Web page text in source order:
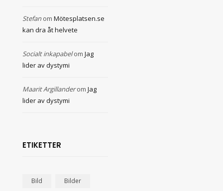
Stefan om Mötesplatsen.se
kan dra åt helvete
Socialt inkapabelom Jag
lider av dystymi
Maarit Argillanderom Jag
lider av dystymi
ETIKETTER
Bild Bilder